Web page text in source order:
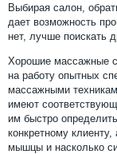
Выбирая салон,
дает возможность
нет, лучше поискать
Хорошие массажные
на работу опытных
массажными
имеют
им быстро
конкретному
мышцы и насколько